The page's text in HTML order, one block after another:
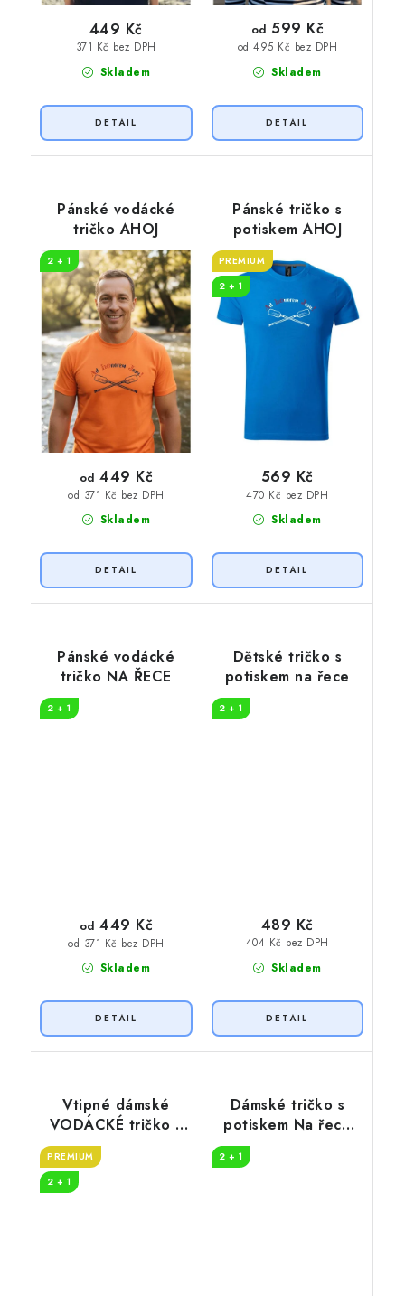
Skladem
371 Kč bez DPH
449 Kč
Skladem
od 495 Kč bez DPH
od 599 Kč
Pánské vodácké
tričko AHOJ
2 + 1
Skladem
od 371 Kč bez DPH
od 449 Kč
Pánské tričko s
potiskem AHOJ
PREMIUM
2 + 1
Skladem
470 Kč bez DPH
569 Kč
Pánské vodácké
tričko NA ŘECE
2 + 1
Skladem
od 371 Kč bez DPH
od 449 Kč
Dětské tričko s
potiskem na řece
2 + 1
Skladem
404 Kč bez DPH
489 Kč
Vtipné dámské
VODÁCKÉ tričko s
potiskem NA ŘECE
PREMIUM
2 + 1
Dámské tričko s
potiskem Na řece
dlouhý rukáv
2 + 1